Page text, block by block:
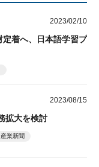
2023/02/10
着へ、日本語学習プ
2023/08/15
拡大を検討
業新聞